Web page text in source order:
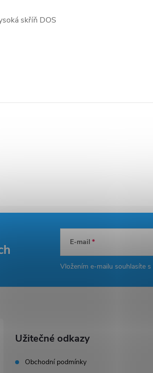
skříň DOS
E-mail
Vložením e-mailu souhlasíte s
Užitečné odkazy
Obchodní podmínky